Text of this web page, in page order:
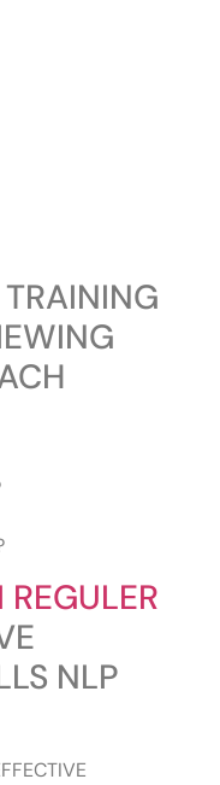
TRAINING
REGULER
NLP